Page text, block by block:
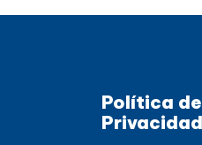
Política de
Privacidad